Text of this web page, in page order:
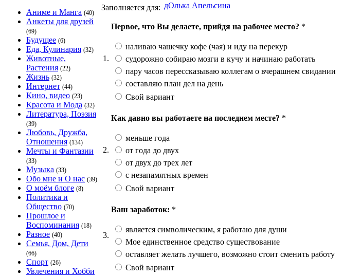
Аниме и Манга (40)
Анкеты для друзей
(69)
Будущее (6)
Еда, Кулинария (32)
Животные,
Растения (22)
Жизнь (32)
Интернет (44)
Кино, видео (23)
Красота и Мода (32)
Литература, Поэзия
(39)
Любовь, Дружба,
Отношения (134)
Мечты и Фантазии
(33)
Музыка (33)
Обо мне и О нас (39)
О моём блоге (8)
Политика и
Общество (70)
Прошлое и
Воспоминания (18)
Разное (40)
Семья, Дом, Дети
(66)
Спорт (26)
Увлечения и Хобби
Заполняется для: дОлька Апельсина
1.
Первое, что Вы делаете, прийдя на рабочее место? *
наливаю чашечку кофе (чая) и иду на перекур
судорожно собираю мозги в кучу и начинаю работать
пару часов перессказываю коллегам о вчерашнем свидании
составляю план дел на день
Свой вариант
2.
Как давно вы работаете на последнем месте? *
меньше года
от года до двух
от двух до трех лет
с незапамятных времен
Свой вариант
3.
Ваш заработок: *
является символическим, я работаю для души
Мое единственное средство существование
оставляет желать лучшего, возможно стоит сменить работу
Свой вариант